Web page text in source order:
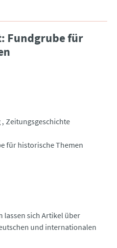
Fundgrube für
Zeitungsgeschichte
für historische Themen
lassen sich Artikel über
und internationalen